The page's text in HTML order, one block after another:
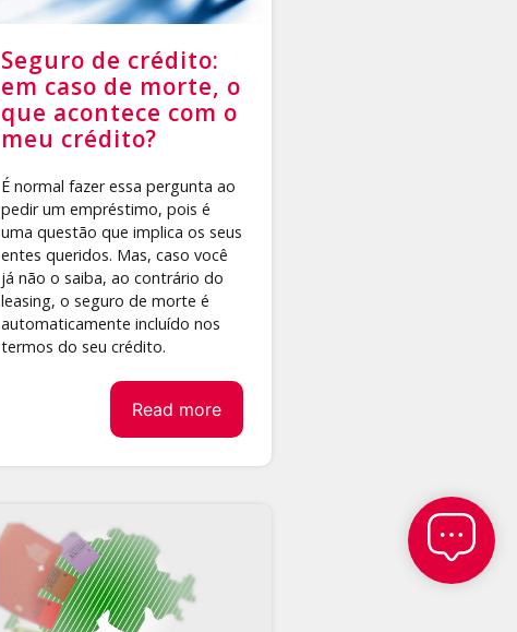
Seguro de crédito:
em caso de morte, o
que acontece com o
meu crédito?
É normal fazer essa pergunta ao
pedir um empréstimo, pois é
uma questão que implica os seus
entes queridos. Mas, caso você
já não o saiba, ao contrário do
leasing, o seguro de morte é
automaticamente incluído nos
termos do seu crédito.
Read more